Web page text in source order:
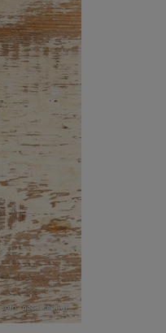
Foto: Ingo Eisenhut